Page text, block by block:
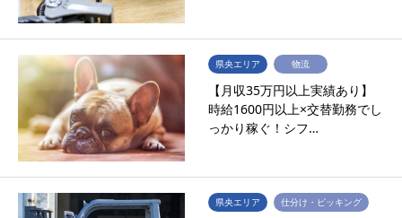
県央エリア 物流
【月収35万円以上実績あり】
時給1600円以上×交替勤務でし
っかり稼ぐ！シフ…
県央エリア 仕分け・ピッキング